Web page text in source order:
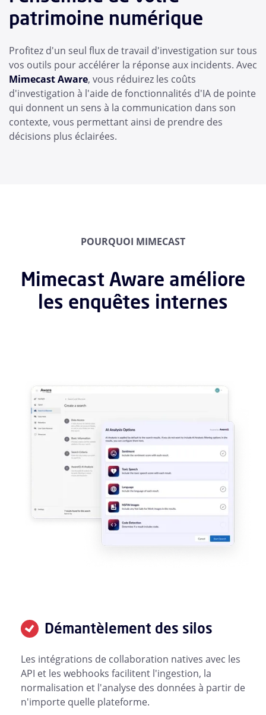
patrimoine numérique
Profitez d'un seul flux de travail d'investigation sur tous
vos outils pour accélérer la réponse aux incidents. Avec
Mimecast Aware, vous réduirez les coûts
d'investigation à l'aide de fonctionnalités d'IA de pointe
qui donnent un sens à la communication dans son
contexte, vous permettant ainsi de prendre des
décisions plus éclairées.
POURQUOI MIMECAST
Mimecast Aware améliore
les enquêtes internes
Démantèlement des silos
Les intégrations de collaboration natives avec les
API et les webhooks facilitent l'ingestion, la
normalisation et l'analyse des données à partir de
n'importe quelle plateforme.